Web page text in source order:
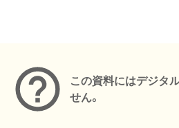
この資料にはデジタ
せん。